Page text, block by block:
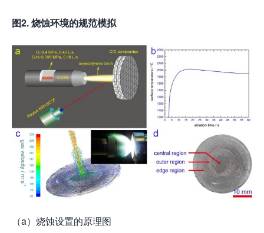
图2.烧蚀环境的规范模拟
（a）烧蚀设置的原理图